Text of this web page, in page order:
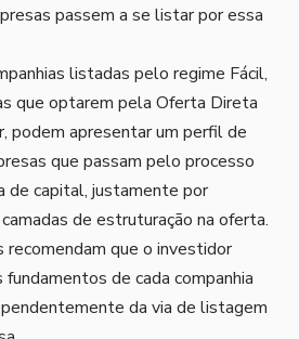
passem a se listar por essa
listadas pelo regime Fácil,
que optarem pela Oferta Direta
podem apresentar um perfil de
que passam pelo processo
de capital, justamente por
de estruturação na oferta.
recomendam que o investidor
de cada companhia
da via de listagem